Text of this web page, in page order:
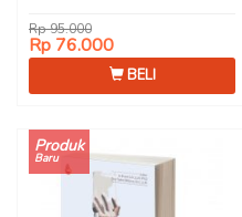
Rp 95.000
Rp 76.000
BELI
Produk
Baru